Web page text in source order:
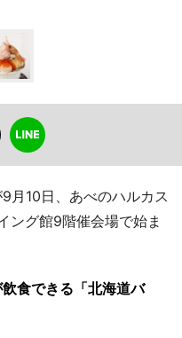
月10日、あべのハルカス
ング館9階催会場で始ま
食できる「北海道バ